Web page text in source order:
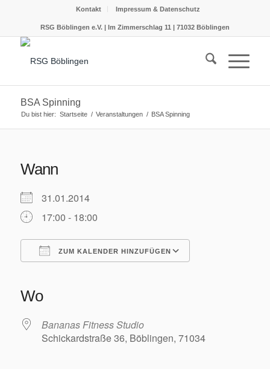
Kontakt Impressum & Datenschutz
RSG Böblingen e.V. | Im Zimmerschlag 11 | 71032 Böblingen
BSA Spinning
Du bist hier: Startseite / Veranstaltungen / BSA Spinning
Wann
31.01.2014
17:00 - 18:00
ZUM KALENDER HINZUFÜGEN
Wo
Bananas Fitness Studio
Schickardstraße 36, Böblingen, 71034